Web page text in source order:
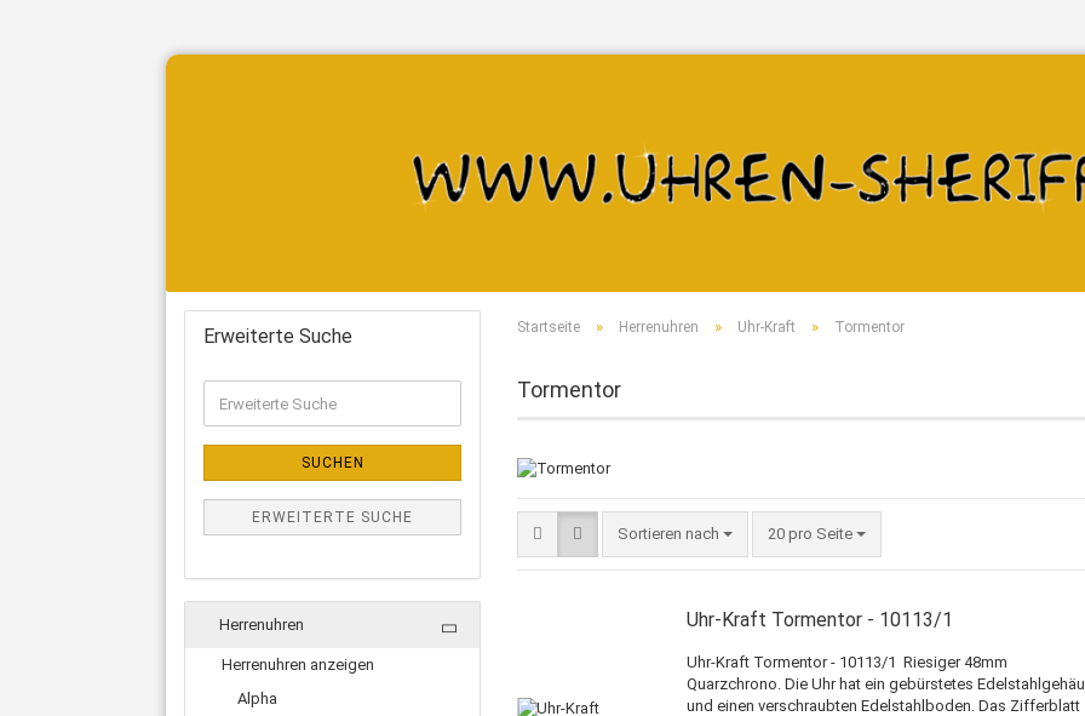
Startseite » Herrenuhren » Uhr-Kraft » Tormentor
Tormentor
Sortieren nach 20 pro Seite
Uhr-Kraft Tormentor - 10113/1
Uhr-Kraft Tormentor - 10113/1 Riesiger 48mm
Quarzchrono. Die Uhr hat ein gebürstetes
und einen verschraubten Edelstahlboden. Das Zifferblatt
Erweiterte Suche
SUCHEN
ERWEITERTE SUCHE
Herrenuhren
Herrenuhren anzeigen
Alpha